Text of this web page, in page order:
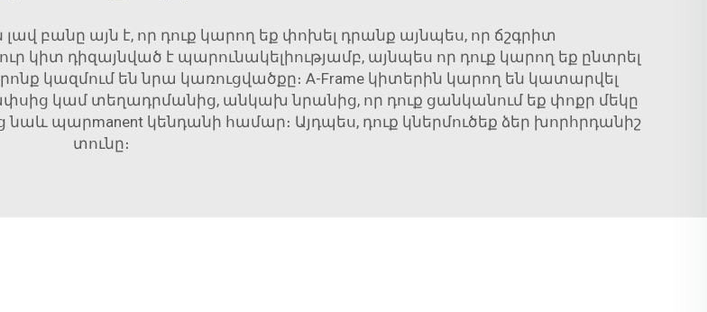
բանը այն է, որ դուք կարող եք փոխել դրանք այնպես, որ ճշգրիտ
կիտ դիզայնված է պարունակելիությամբ, այնպես որ դուք կարող եք ընտրել
կազմում են նրա կառուցվածքը։ A-Frame կիտերին կարող են կատարվել
կամ տեղադրմանից, անկախ նրանից, որ դուք ցանկանում եք փոքր մեկը
պարmanent կենդանի համար։ Այդպես, դուք կներմուծեք ձեր խորհրդանիշ
տունը։